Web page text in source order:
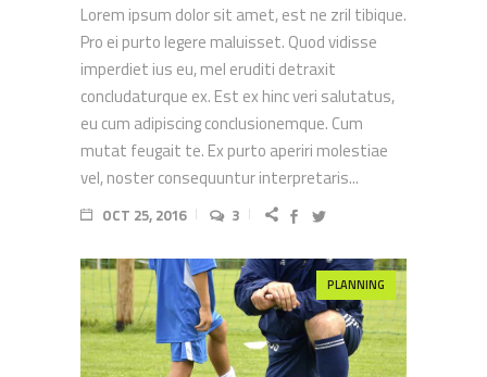
Lorem ipsum dolor sit amet, est ne zril tibique.
Pro ei purto legere maluisset. Quod vidisse
imperdiet ius eu, mel eruditi detraxit
concludaturque ex. Est ex hinc veri salutatus,
eu cum adipiscing conclusionemque. Cum
mutat feugait te. Ex purto aperiri molestiae
vel, noster consequuntur interpretaris...
OCT 25, 2016 3
PLANNING